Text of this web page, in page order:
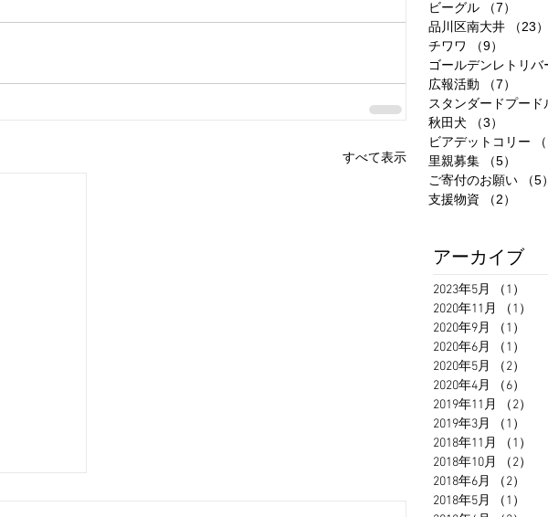
すべて表示
ビーグル
（7）
品川区南大井
（23）
チワワ
（9）
ゴールデンレトリバ
広報活動
（7）
スタンダードプード
秋田犬
（3）
ビアデットコリー
里親募集
（5）
ご寄付のお願い
（5）
支援物資
（2）
アーカイブ
2023年5月 （1）
2020年11月
（1）
2020年9月
（1）
2020年6月
（1）
2020年5月
（2）
2020年4月
（6）
2019年11月
（2）
2019年3月
（1）
2018年11月
（1）
2018年10月
（2）
2018年6月
（2）
2018年5月
（1）